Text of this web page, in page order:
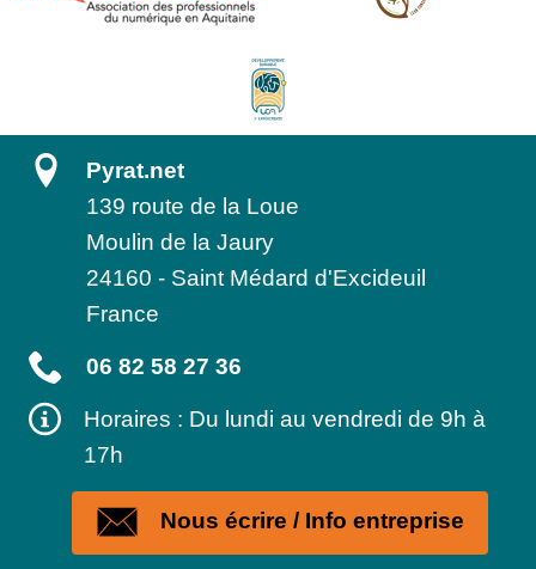
Pyrat.net
139 route de la Loue
Moulin de la Jaury
24160 - Saint Médard d'Excideuil
France
06 82 58 27 36
Horaires : Du lundi au vendredi de 9h à
17h
Nous écrire / Info entreprise